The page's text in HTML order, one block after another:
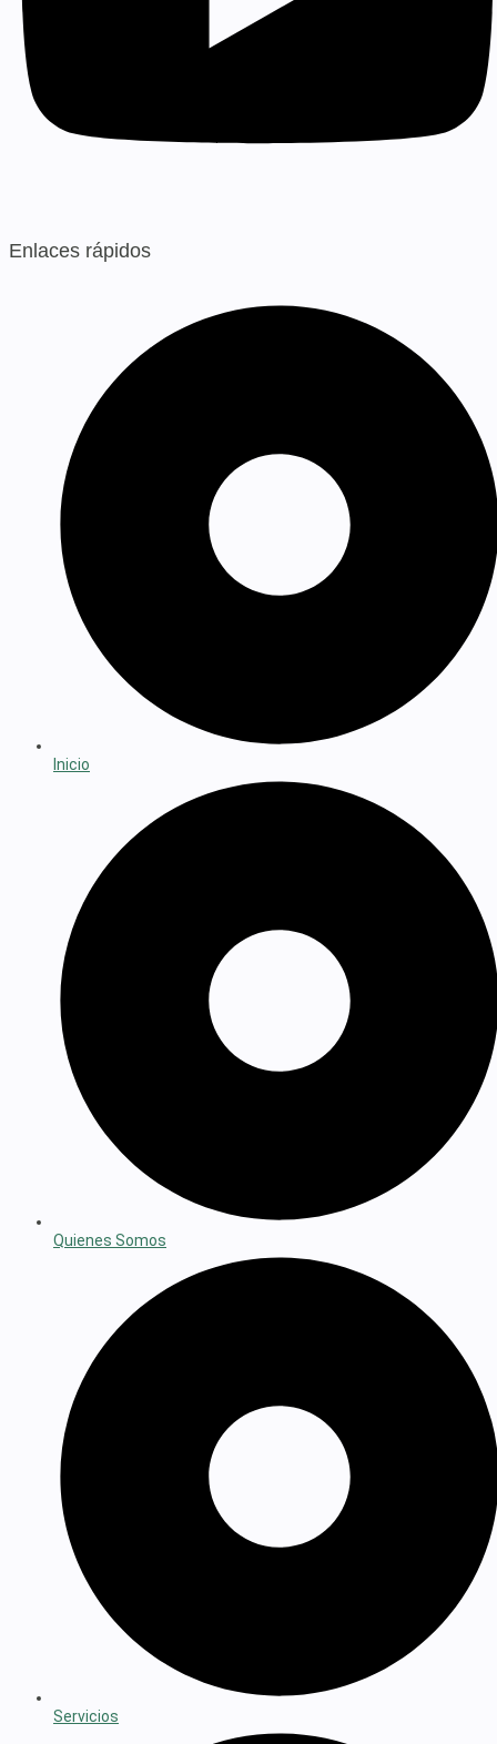
Enlaces rápidos
Inicio
Quienes Somos
Servicios